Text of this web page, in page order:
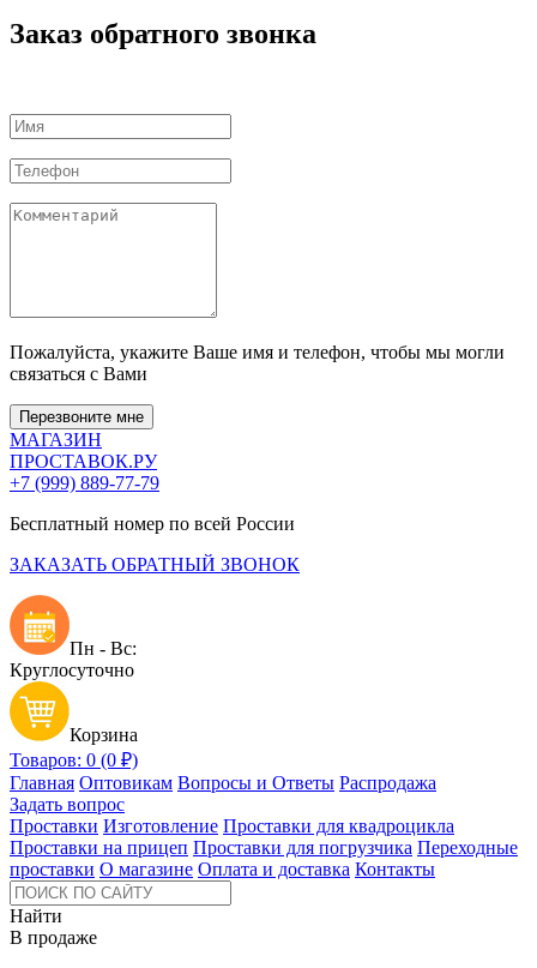
Заказ обратного звонка
Пожалуйста, укажите Ваше имя и телефон, чтобы мы могли
связаться с Вами
Перезвоните мне
МАГАЗИН
ПРОСТАВОК.РУ
+7 (999) 889-77-79
Бесплатный номер по всей России
ЗАКАЗАТЬ ОБРАТНЫЙ ЗВОНОК
Пн - Вс:
Круглосуточно
Корзина
Товаров: 0 (0 ₽)
Главная Оптовикам Вопросы и Ответы Распродажа
Задать вопрос
Проставки Изготовление Проставки для квадроцикла
Проставки на прицеп Проставки для погрузчика Переходные
проставки О магазине Оплата и доставка Контакты
Найти
В продаже